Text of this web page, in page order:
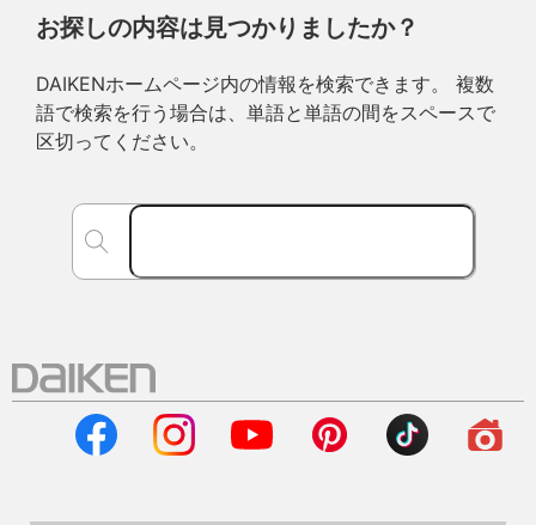
お探しの内容は見つかりましたか？
DAIKENホームページ内の情報を検索できます。 複数
語で検索を行う場合は、単語と単語の間をスペースで
区切ってください。